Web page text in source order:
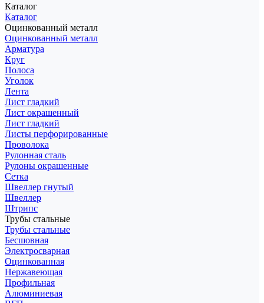
Каталог
Каталог
Оцинкованный металл
Оцинкованный металл
Арматура
Круг
Полоса
Уголок
Лента
Лист гладкий
Лист окрашенный
Лист гладкий
Листы перфорированные
Проволока
Рулонная сталь
Рулоны окрашенные
Сетка
Швеллер гнутый
Швеллер
Штрипс
Трубы стальные
Трубы стальные
Бесшовная
Электросварная
Оцинкованная
Нержавеющая
Профильная
Алюминиевая